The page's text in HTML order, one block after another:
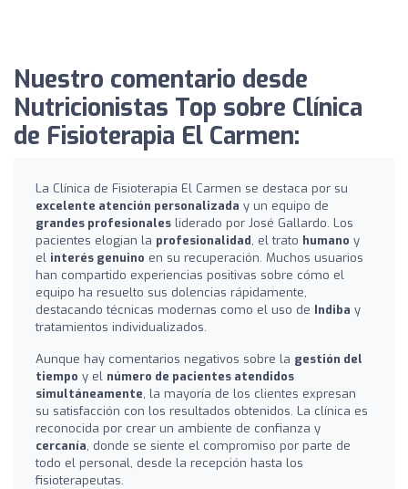
Nuestro comentario desde
Nutricionistas Top sobre Clínica
de Fisioterapia El Carmen:
La Clínica de Fisioterapia El Carmen se destaca por su
excelente atención personalizada y un equipo de
grandes profesionales liderado por José Gallardo. Los
pacientes elogian la profesionalidad, el trato humano y
el interés genuino en su recuperación. Muchos usuarios
han compartido experiencias positivas sobre cómo el
equipo ha resuelto sus dolencias rápidamente,
destacando técnicas modernas como el uso de Indiba y
tratamientos individualizados.
Aunque hay comentarios negativos sobre la gestión del
tiempo y el número de pacientes atendidos
simultáneamente, la mayoría de los clientes expresan
su satisfacción con los resultados obtenidos. La clínica es
reconocida por crear un ambiente de confianza y
cercanía, donde se siente el compromiso por parte de
todo el personal, desde la recepción hasta los
fisioterapeutas.